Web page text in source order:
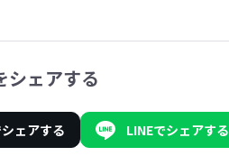
シェアする
ェアする LINEでシェアする